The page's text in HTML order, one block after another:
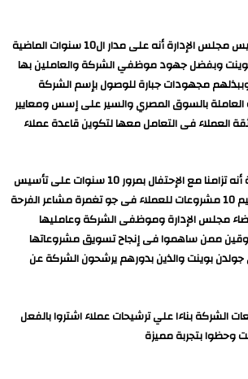
أوضحت إيمان المليجى رئيس مجلس الإدارة أنه على مدار ال10 سنوات الماضية
وبفضل جهود موظفي الشركة والعاملين بها
وببذلهم مجهودات جبارة للوصول بإسم الشركة
العاملة بالسوق المصري والسير على إسس ومعايير
العملاء فى التعامل معها لتكوين قاعدة عملاء
قالت رئيس مجلس الإدارة أنه تزامنا مع الإحتفال بمرور 10 سنوات على تأسيس
الشركة نحتفل إيضا بتسليم 10 مشروعات للعملاء فى جو تغمرة مشاعر الفرحة
مجلس الإدارة وموظفى الشركة وعامليها
ممن ساهموا فى إنجاح تسويق مشروعاتها
جولدن بوينت والذين بدورهم يرشحون الشركة عن
من مبيعات الشركة بناءا علي ترشيحات عملاء اشتروا بالفعل
وحظوا بتجربة مميزة